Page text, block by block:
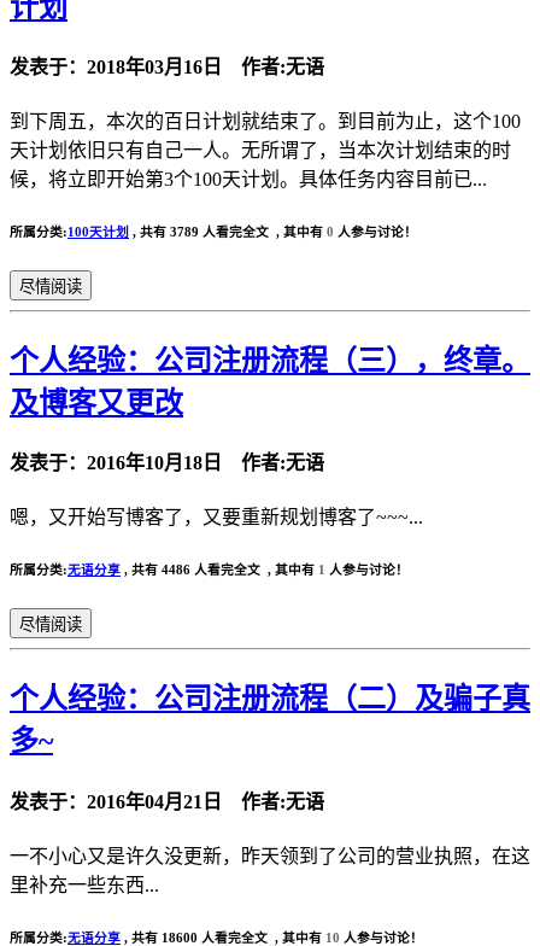
计划
发表于：2018年03月16日 作者:无语
到下周五，本次的百日计划就结束了。到目前为止，这个100
天计划依旧只有自己一人。无所谓了，当本次计划结束的时
候，将立即开始第3个100天计划。具体任务内容目前已...
所属分类:100天计划 , 共有 3789 人看完全文 , 其中有 0 人参与讨论！
尽情阅读
个人经验：公司注册流程（三），终章。
及博客又更改
发表于：2016年10月18日 作者:无语
嗯，又开始写博客了，又要重新规划博客了~~~...
所属分类:无语分享 , 共有 4486 人看完全文 , 其中有 1 人参与讨论！
尽情阅读
个人经验：公司注册流程（二）及骗子真
多~
发表于：2016年04月21日 作者:无语
一不小心又是许久没更新，昨天领到了公司的营业执照，在这
里补充一些东西...
所属分类:无语分享 , 共有 18600 人看完全文 , 其中有 10 人参与讨论！